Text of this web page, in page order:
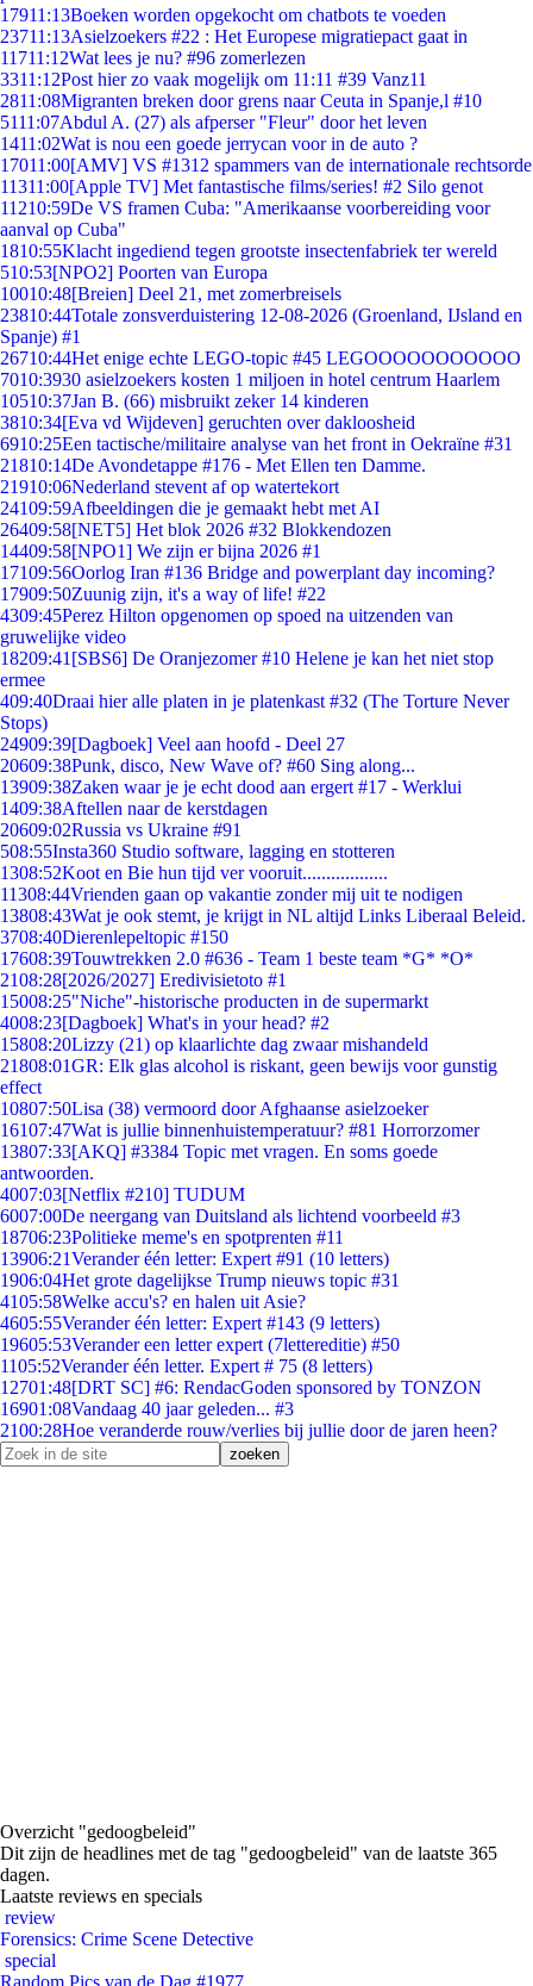
17911:13Boeken worden opgekocht om chatbots te voeden
23711:13Asielzoekers #22 : Het Europese migratiepact gaat in
11711:12Wat lees je nu? #96 zomerlezen
3311:12Post hier zo vaak mogelijk om 11:11 #39 Vanz11
2811:08Migranten breken door grens naar Ceuta in Spanje,l #10
5111:07Abdul A. (27) als afperser "Fleur" door het leven
1411:02Wat is nou een goede jerrycan voor in de auto ?
17011:00[AMV] VS #1312 spammers van de internationale rechtsorde
11311:00[Apple TV] Met fantastische films/series! #2 Silo genot
11210:59De VS framen Cuba: "Amerikaanse voorbereiding voor
aanval op Cuba"
1810:55Klacht ingediend tegen grootste insectenfabriek ter wereld
510:53[NPO2] Poorten van Europa
10010:48[Breien] Deel 21, met zomerbreisels
23810:44Totale zonsverduistering 12-08-2026 (Groenland, IJsland en
Spanje) #1
26710:44Het enige echte LEGO-topic #45 LEGOOOOOOOOOOO
7010:3930 asielzoekers kosten 1 miljoen in hotel centrum Haarlem
10510:37Jan B. (66) misbruikt zeker 14 kinderen
3810:34[Eva vd Wijdeven] geruchten over dakloosheid
6910:25Een tactische/militaire analyse van het front in Oekraïne #31
21810:14De Avondetappe #176 - Met Ellen ten Damme.
21910:06Nederland stevent af op watertekort
24109:59Afbeeldingen die je gemaakt hebt met AI
26409:58[NET5] Het blok 2026 #32 Blokkendozen
14409:58[NPO1] We zijn er bijna 2026 #1
17109:56Oorlog Iran #136 Bridge and powerplant day incoming?
17909:50Zuunig zijn, it's a way of life! #22
4309:45Perez Hilton opgenomen op spoed na uitzenden van
gruwelijke video
18209:41 [SBS6] De Oranjezomer #10 Helene je kan het niet stop
ermee
409:40Draai hier alle platen in je platenkast #32 (The Torture Never
Stops)
24909:39[Dagboek] Veel aan hoofd - Deel 27
20609:38Punk, disco, New Wave of? #60 Sing along...
13909:38Zaken waar je je echt dood aan ergert #17 - Werklui
1409:38Aftellen naar de kerstdagen
20609:02Russia vs Ukraine #91
508:55Insta360 Studio software, lagging en stotteren
1308:52Koot en Bie hun tijd ver vooruit..................
11308:44Vrienden gaan op vakantie zonder mij uit te nodigen
13808:43Wat je ook stemt, je krijgt in NL altijd Links Liberaal Beleid.
3708:40Dierenlepeltopic #150
17608:39Touwtrekken 2.0 #636 - Team 1 beste team *G* *O*
2108:28[2026/2027] Eredivisietoto #1
15008:25"Niche"-historische producten in de supermarkt
4008:23[Dagboek] What's in your head? #2
15808:20Lizzy (21) op klaarlichte dag zwaar mishandeld
21808:01GR: Elk glas alcohol is riskant, geen bewijs voor gunstig
effect
10807:50Lisa (38) vermoord door Afghaanse asielzoeker
16107:47Wat is jullie binnenhuistemperatuur? #81 Horrorzomer
13807:33[AKQ] #3384 Topic met vragen. En soms goede
antwoorden.
4007:03[Netflix #210] TUDUM
6007:00De neergang van Duitsland als lichtend voorbeeld #3
18706:23Politieke meme's en spotprenten #11
13906:21Verander één letter: Expert #91 (10 letters)
1906:04Het grote dagelijkse Trump nieuws topic #31
4105:58Welke accu's? en halen uit Asie?
4605:55Verander één letter: Expert #143 (9 letters)
19605:53Verander een letter expert (7lettereditie) #50
1105:52Verander één letter. Expert # 75 (8 letters)
12701:48[DRT SC] #6: RendacGoden sponsored by TONZON
16901:08Vandaag 40 jaar geleden... #3
2100:28Hoe veranderde rouw/verlies bij jullie door de jaren heen?
Overzicht "gedoogbeleid"
Dit zijn de headlines met de tag "gedoogbeleid" van de laatste 365
dagen.
Laatste reviews en specials
review
Forensics: Crime Scene Detective
special
Random Pics van de Dag #1977